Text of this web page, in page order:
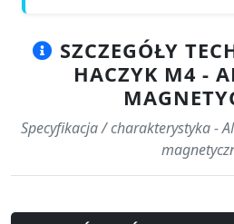
SZCZEGÓŁY
HACZYK M4 -
Specyfikacja / charakterystyka -